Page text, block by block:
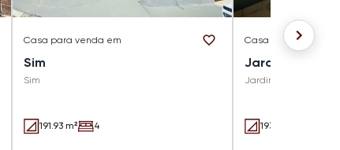
Casa para venda em
Sim
Sim
191.93 m² 4
Casa para venda
Jardim
Jardim Planalto
193 m²